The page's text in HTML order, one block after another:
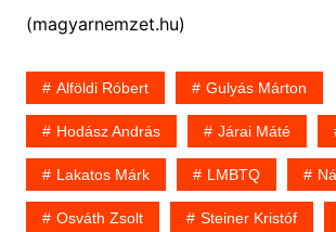
(magyarnemzet.hu)
Alföldi Róbert Gulyás Márton
Hodász András Járai Máté
Lakatos Márk LMBTQ
Osváth Zsolt Steiner Kristóf